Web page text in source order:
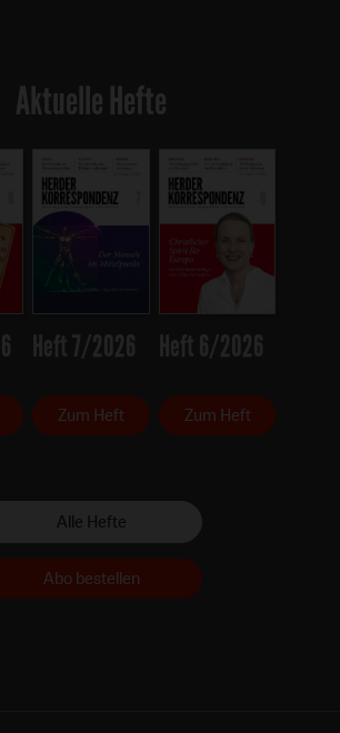
Aktuelle Hefte
Heft 7/2026
Zum Heft
Heft 6/2026
Zum Heft
Alle Hefte
Abo bestellen